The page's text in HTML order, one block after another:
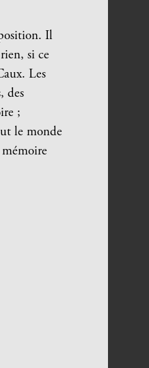
Il
si ce
Les
des
;
le monde
mémoire